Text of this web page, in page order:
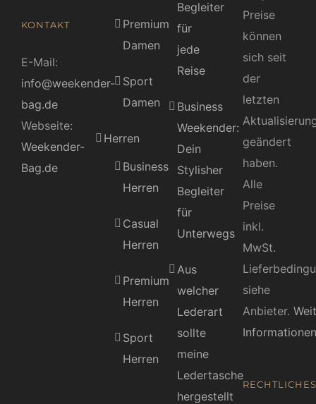
KONTAKT
E-Mail:
info@weekender-
bag.de
Webseite:
Weekender-
Bag.de
Premium
Damen
Sport
Damen
Herren
Business
Herren
Casual
Herren
Premium
Herren
Sport
Herren
Begleiter
für
jede
Reise
Business
Weekender:
Dein
Stylisher
Begleiter
für
Unterwegs
Aus
welcher
Lederart
sollte
meine
Ledertasche
hergestellt
Preise
können
sich seit
der
letzten
geändert
haben.
Alle
Preise
inkl.
MwSt.
siehe
Anbieter.
Informationen
RECHTLICHES